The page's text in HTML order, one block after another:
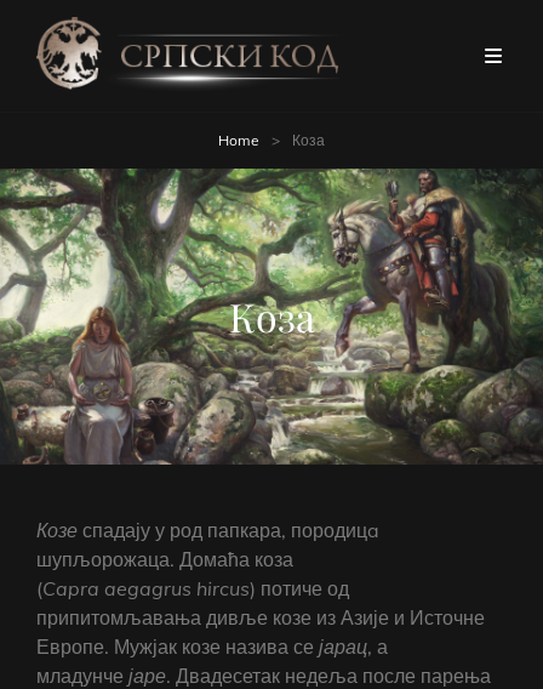
Home > Коза
Коза
Козе спадају у род папкара, породицa
шупљорожаца. Домаћа коза
(Capra aegagrus hircus) потиче од
припитомљавања дивље козе из Азије и Источне
Европе. Мужјак козе назива се јарац, а
младунче јаре. Двадесетак недеља после парења